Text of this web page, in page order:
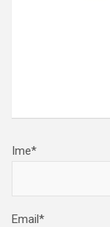
Ime*
Email*